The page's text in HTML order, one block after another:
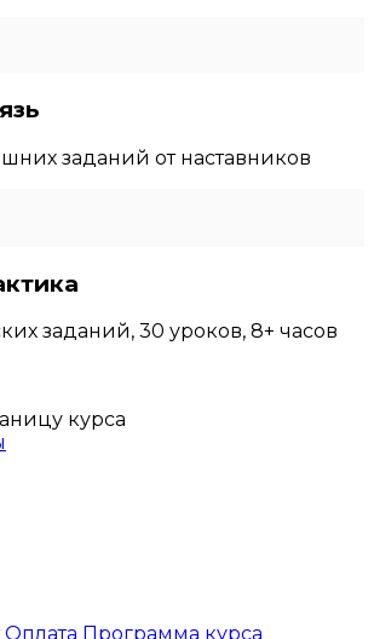
заданий от наставников
заданий, 30 уроков, 8+ часов
курса
Оплата Программа курса